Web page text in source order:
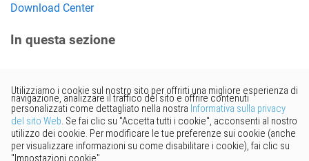
Download Center
In questa sezione
Vorresti fornire un feedback?
Basta cliccare qui per suggerire
modifiche.